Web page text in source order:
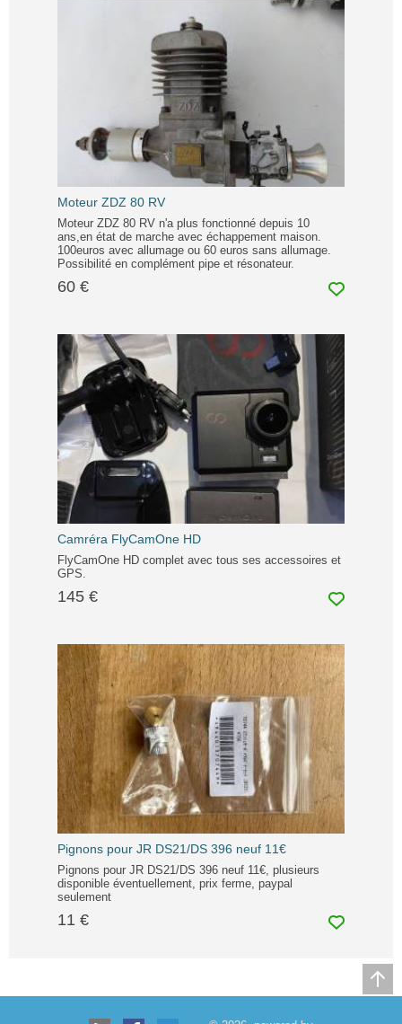
Moteur ZDZ 80 RV
Moteur ZDZ 80 RV n'a plus fonctionné depuis 10
ans,en état de marche avec échappement maison.
100euros avec allumage ou 60 euros sans allumage.
Possibilité en complément pipe et résonateur.
60 €
Camréra FlyCamOne HD
FlyCamOne HD complet avec tous ses accessoires et
GPS.
145 €
Pignons pour JR DS21/DS 396 neuf 11€
Pignons pour JR DS21/DS 396 neuf 11€, plusieurs
disponible éventuellement, prix ferme, paypal
seulement
11 €